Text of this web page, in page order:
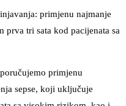
primjenu najmanje
tri sata kod pacijenata sa
primjenu
sepse, koji uključuje